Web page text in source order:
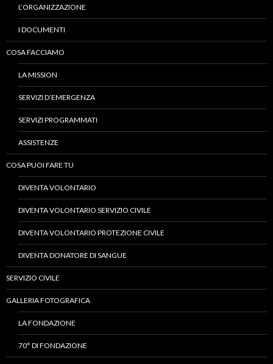
L’ORGANIZZAZIONE
I DOCUMENTI
COSA FACCIAMO
LA MISSION
SERVIZI D’EMERGENZA
SERVIZI PROGRAMMATI
ASSISTENZE
COSA PUOI FARE TU
DIVENTA VOLONTARIO
DIVENTA VOLONTARIO SERVIZIO CIVILE
DIVENTA VOLONTARIO PROTEZIONE CIVILE
DIVENTA DONATORE DI SANGUE
SERVIZIO CIVILE
GALLERIA FOTOGRAFICA
LA FONDAZIONE
70° DI FONDAZIONE